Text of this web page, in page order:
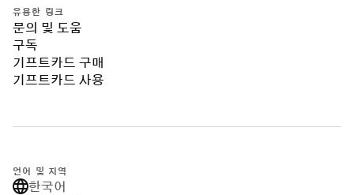
유용한 링크
문의 및 도움
구독
기프트카드 구매
기프트카드 사용
언어 및 지역
한국어